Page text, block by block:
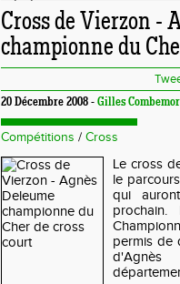
Cross de Vierzon -
championne du
20 Décembre 2008 - Gilles
Compétitions / Cross
Le cross
le
qui
permis de